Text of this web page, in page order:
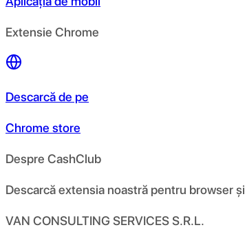
Extensie Chrome
Descarcă de pe
Chrome store
Despre CashClub
Descarcă extensia noastră pentru browser
VAN CONSULTING SERVICES S.R.L.